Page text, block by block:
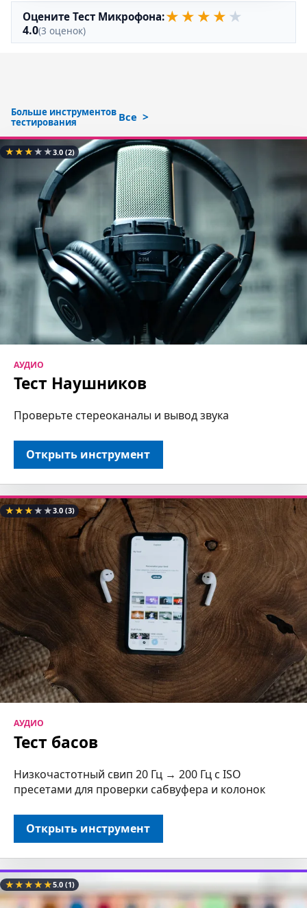
Оцените Тест Микрофона:★ ★ ★ ★ ★
4.0(3 оценок)
Больше инструментов
тестирования
Все
★★★★★3.0(2)
АУДИО
Тест Наушников
Проверьте стереоканалы и вывод звука
Открыть инструмент
★★★★★3.0(3)
АУДИО
Тест басов
Низкочастотный свип 20 Гц → 200 Гц с ISO
пресетами для проверки сабвуфера и колонок
Открыть инструмент
★★★★★5.0(1)